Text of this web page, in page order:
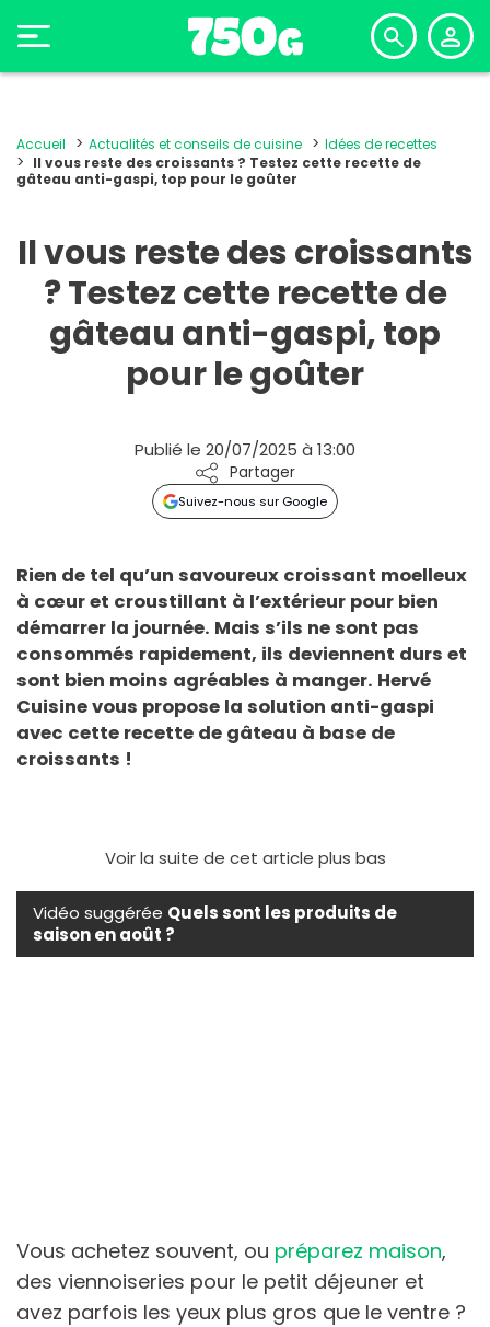
Accueil Actualités et conseils de cuisine
Idées de recettes
Il vous reste des croissants ? Testez cette recette de
gâteau anti-gaspi, top pour le goûter
Il vous reste des croissants
? Testez cette recette de
gâteau anti-gaspi, top
pour le goûter
Publié le 20/07/2025 à 13:00
Partager
Suivez-nous sur Google
Rien de tel qu’un savoureux croissant moelleux
à cœur et croustillant à l’extérieur pour bien
démarrer la journée. Mais s’ils ne sont pas
consommés rapidement, ils deviennent durs et
sont bien moins agréables à manger. Hervé
Cuisinevous propose la solution anti-gaspi
avec cette recette de gâteau à base de
croissants !
Voir la suite de cet article plus bas
Vidéo suggérée Quels sont les produits de
saison en août ?
Vous achetez souvent, ou préparez maison,
des viennoiseries pour le petit déjeuner et
avez parfois les yeux plus gros que le ventre ?